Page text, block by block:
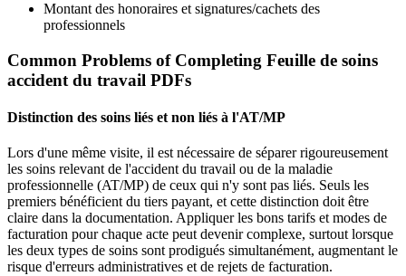
Montant des honoraires et signatures/cachets des
professionnels
Common Problems of Completing Feuille de soins
accident du travail PDFs
Distinction des soins liés et non liés à l'AT/MP
Lors d'une même visite, il est nécessaire de séparer rigoureusement
les soins relevant de l'accident du travail ou de la maladie
professionnelle (AT/MP) de ceux qui n'y sont pas liés. Seuls les
premiers bénéficient du tiers payant, et cette distinction doit être
claire dans la documentation. Appliquer les bons tarifs et modes de
facturation pour chaque acte peut devenir complexe, surtout lorsque
les deux types de soins sont prodigués simultanément, augmentant le
risque d'erreurs administratives et de rejets de facturation.